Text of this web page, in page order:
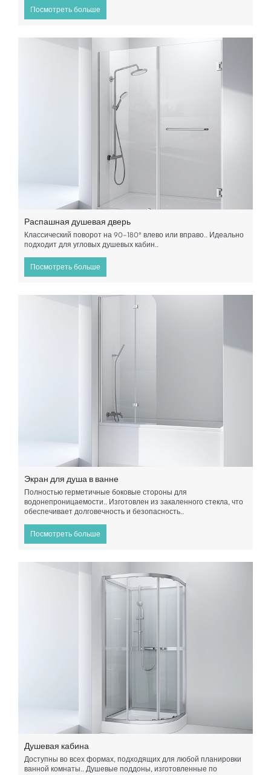
Посмотреть больше
Распашная душевая дверь
Классический поворот на 90–180° влево или вправо.. Идеально
подходит для угловых душевых кабин..
Посмотреть больше
Экран для душа в ванне
Полностью герметичные боковые стороны для
водонепроницаемости.. Изготовлен из закаленного стекла, что
обеспечивает долговечность и безопасность..
Посмотреть больше
Душевая кабина
Доступны во всех формах, подходящих для любой планировки
ванной комнаты.. Душевые поддоны, изготовленные по